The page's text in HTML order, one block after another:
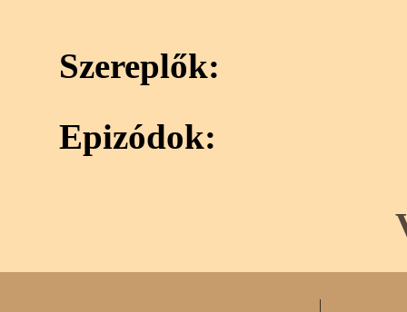
Szereplők:
Epizódok: